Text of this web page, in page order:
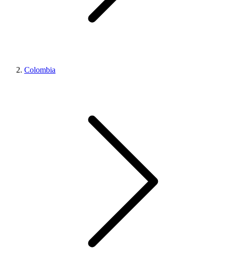
Colombia